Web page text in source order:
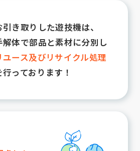
引き取りした遊技機は、
解体で部品と素材に分別し
ユース及びリサイクル処理
行っております！